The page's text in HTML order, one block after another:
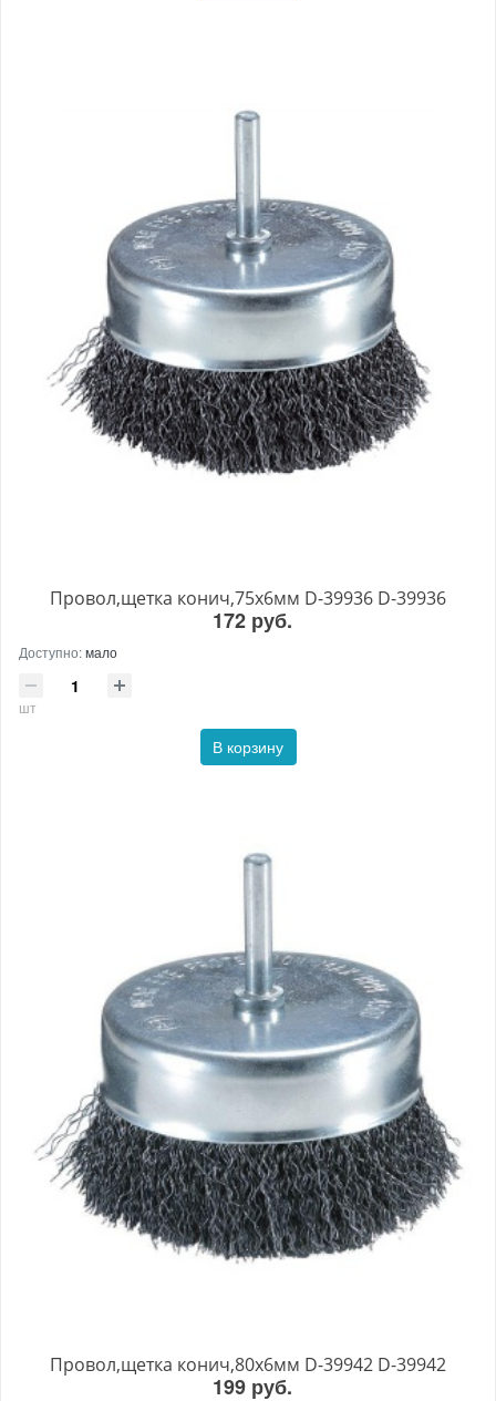
Провол,щетка конич,75х6мм D-39936 D-39936
172 руб.
Доступно:мало
шт
В корзину
Провол,щетка конич,80х6мм D-39942 D-39942
199 руб.